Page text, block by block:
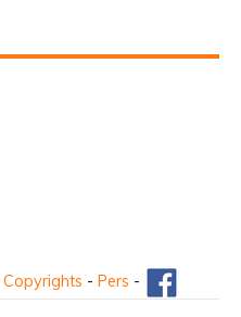
Copyrights - Pers -